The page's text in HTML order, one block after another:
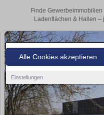
Alle Cookies akzeptieren
Einstellungen
Finde
Ladenflächen & Hallen –